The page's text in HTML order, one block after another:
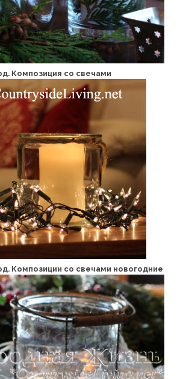
Композиция со свечами
Композиции со свечами новогодние